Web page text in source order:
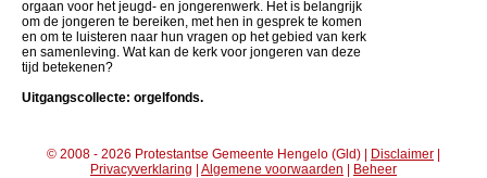
orgaan voor het jeugd- en jongerenwerk. Het is belangrijk
om de jongeren te bereiken, met hen in gesprek te komen
en om te luisteren naar hun vragen op het gebied van kerk
en samenleving. Wat kan de kerk voor jongeren van deze
tijd betekenen?
Uitgangscollecte: orgelfonds.
© 2008 - 2026 Protestantse Gemeente Hengelo (Gld) | Disclaimer |
Privacyverklaring | Algemene voorwaarden | Beheer